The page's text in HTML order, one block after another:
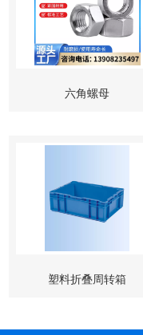
六角螺母
塑料折叠周转箱